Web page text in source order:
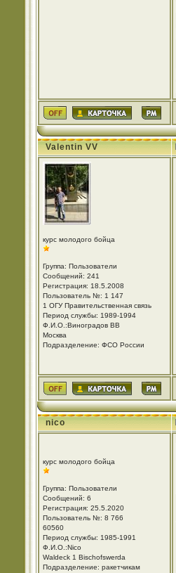
Valentin VV
курс молодого бойца
Группа: Пользователи
Сообщений: 241
Регистрация: 18.5.2008
Пользователь №: 1 147
1 ОГУ Правительственная связь
Период службы: 1989-1994
Ф.И.О.:Виноградов ВВ
Москва
Подразделение: ФСО России
nico
курс молодого бойца
Группа: Пользователи
Сообщений: 6
Регистрация: 25.5.2020
Пользователь №: 8 766
60560
Период службы: 1985-1991
Ф.И.О.:Nico
Waldeck 1 Bischofswerda
Подразделение: ракетчикам